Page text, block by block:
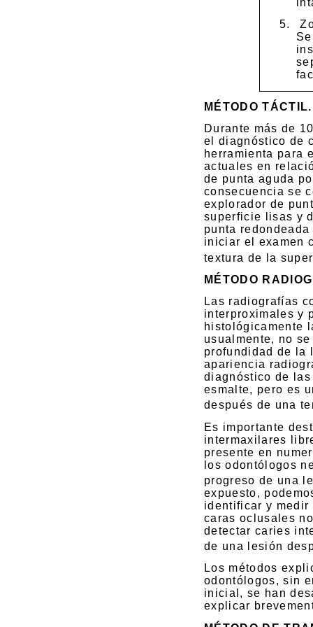
5.
MÉTODO TÁCTIL.
Durante más de
el diagnóstico de
herramienta para
actuales en
de punta aguda
consecuencia se
explorador de
superficie lisas y
punta
iniciar el examen
textura de la
MÉTODO
Las radiografías
interproximales y
histológicamente
usualmente, no
profundidad de la
apariencia
diagnóstico de
esmalte, pero es
después de una
Es importante
intermaxilares
presente en
los odontólogos
progreso de una
expuesto,
identificar y
caras oclusales
detectar caries
de una lesión
Los métodos
odontólogos, sin
inicial, se han
explicar